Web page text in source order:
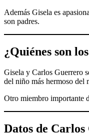
Además Gisela es
son padres.
¿Quiénes son
Gisela y Carlos Guerrero
del niño más hermoso del
Otro miembro importante
Datos de Carlos